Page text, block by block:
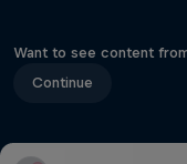
Want to see content
Continue